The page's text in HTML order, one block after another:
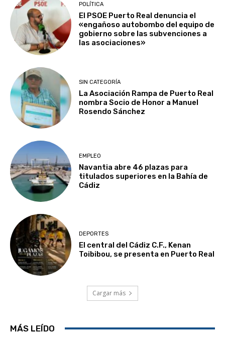
POLÍTICA
El PSOE Puerto Real denuncia el
«engañoso autobombo del equipo de
gobierno sobre las subvenciones a
las asociaciones»
SIN CATEGORÍA
La Asociación Rampa de Puerto Real
nombra Socio de Honor a Manuel
Rosendo Sánchez
EMPLEO
Navantia abre 46 plazas para
titulados superiores en la Bahía de
Cádiz
DEPORTES
El central del Cádiz C.F., Kenan
Toibibou, se presenta en Puerto Real
Cargar más
MÁS LEÍDO